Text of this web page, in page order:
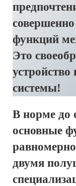
совершенно
функций
Это
системы!
В норме до
основные
двумя